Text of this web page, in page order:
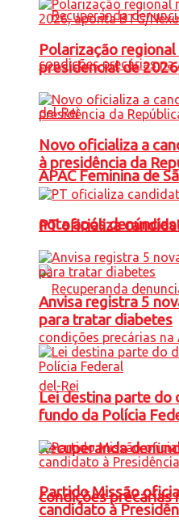
APAC Feminina de
nota após
Recuperanda
condições precárias
Polarização
presidencial de
Novo oficializa a
à presidência da
PT oficializa
Anvisa registra 5
para tratar diabetes
Lei destina parte do
fundo da Polícia
Partido Missão
candidato à